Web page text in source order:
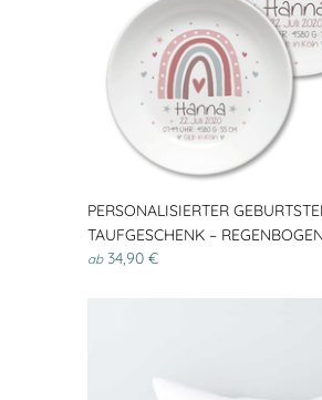
PERSONALISIERTER
TAUFGESCHENK – REGENBOGEN
ab34,90 €